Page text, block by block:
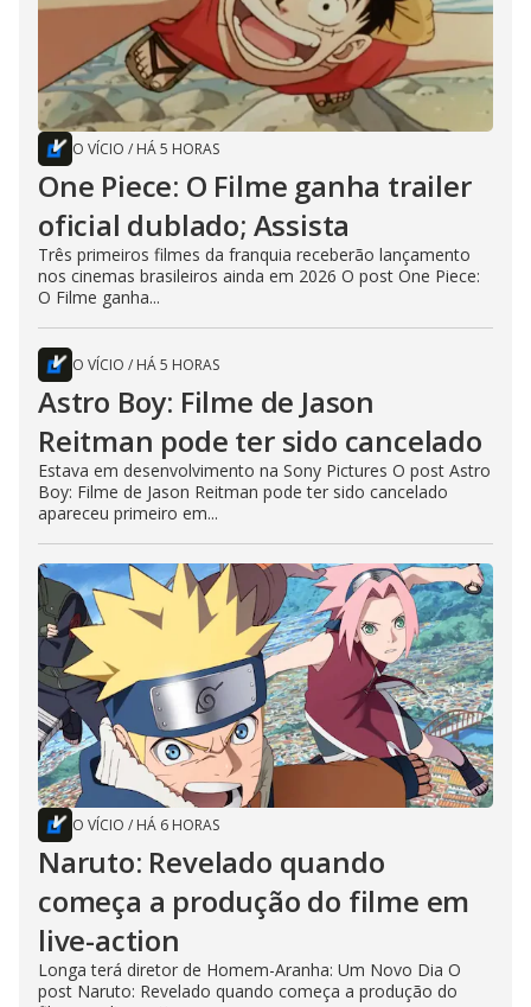
O VÍCIO / HÁ 5 HORAS
One Piece: O Filme ganha trailer
oficial dublado; Assista
Três primeiros filmes da franquia receberão lançamento
nos cinemas brasileiros ainda em 2026 O post One Piece:
O Filme ganha...
O VÍCIO / HÁ 5 HORAS
Astro Boy: Filme de Jason
Reitman pode ter sido cancelado
Estava em desenvolvimento na Sony Pictures O post Astro
Boy: Filme de Jason Reitman pode ter sido cancelado
apareceu primeiro em...
O VÍCIO / HÁ 6 HORAS
Naruto: Revelado quando
começa a produção do filme em
live-action
Longa terá diretor de Homem-Aranha: Um Novo Dia O
post Naruto: Revelado quando começa a produção do